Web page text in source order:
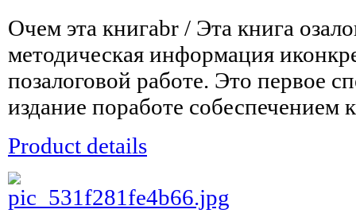
Очем эта книгаbr / Эта книга
методическая информация
позалоговой работе. Это первое
издание поработе собеспечением
Product details